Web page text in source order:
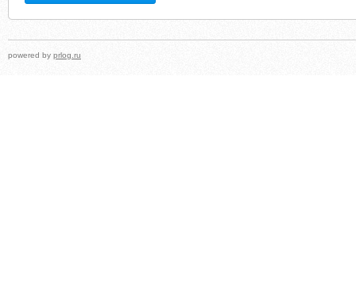
powered by prlog.ru